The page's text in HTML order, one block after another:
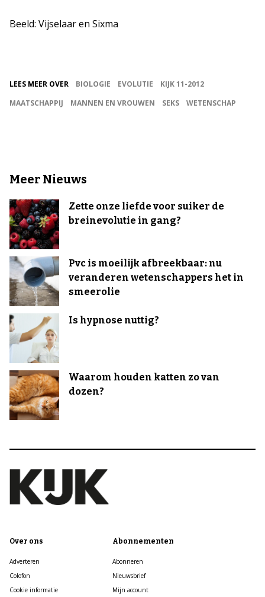
Beeld: Vijselaar en Sixma
LEES MEER OVER BIOLOGIE EVOLUTIE
KIJK 11-2012
MAATSCHAPPIJ
MANNEN EN VROUWEN SEKS WETENSCHAP
Meer Nieuws
Zette onze liefde voor suiker de
breinevolutie in gang?
Pvc is moeilijk afbreekbaar: nu
veranderen wetenschappers het in
smeerolie
Is hypnose nuttig?
Waarom houden katten zo van
dozen?
Over ons
Adverteren
Colofon
Cookie informatie
Abonnementen
Abonneren
Nieuwsbrief
Mijn account